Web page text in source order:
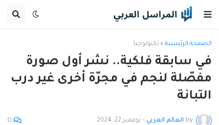
الصفحة الرئيسية تكنولوجيا
في سابقة فلكية.. نشر أول صورة
مفصّلة لنجم في مجرّة أخرى غير درب
التبانة
by العالم العربي - نوفمبر 22, 2024 0